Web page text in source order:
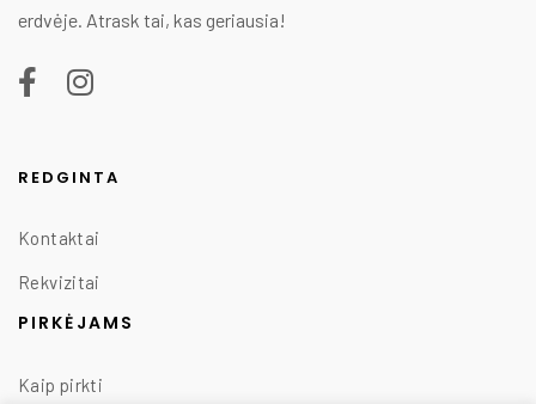
erdvėje. Atrask tai, kas geriausia!
REDGINTA
Kontaktai
Rekvizitai
PIRKĖJAMS
Kaip pirkti